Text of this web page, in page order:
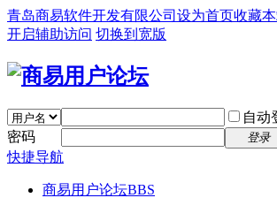
青岛商易软件开发有限公司 设为首页收藏
开启辅助访问 切换到宽版
自动
密码
登录
快捷导航
商易用户论坛BBS